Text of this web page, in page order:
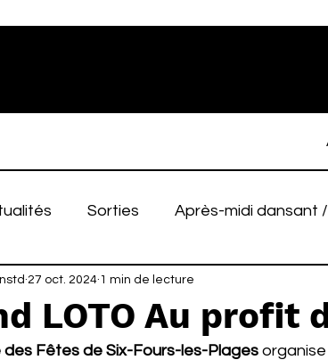
Sorties Après-midi dansant
/ Pétanque Spectacles
LOTO Au profit
27 oct. 2024 1 min de lecture
des Fêtes de Six-Fours-les-Plages